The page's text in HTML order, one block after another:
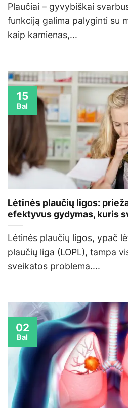
Plaučiai – gyvybiškai
funkciją galima palyginti su
kaip kamienas,...
Lėtinės plaučių ligos:
efektyvus gydymas, kuris
Lėtinės plaučių ligos, ypač
plaučių liga (LOPL), tampa
sveikatos problema....
15
Bal
02
Bal